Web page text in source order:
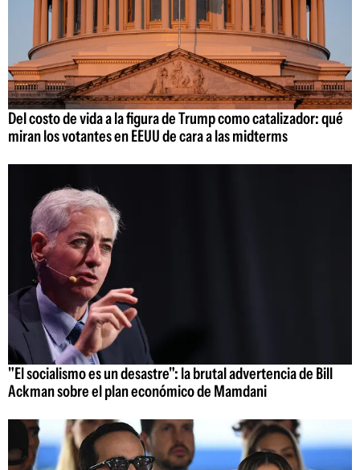
Del costo de vida a la figura de Trump como catalizador: qué
miran los votantes en EEUU de cara a las midterms
"El socialismo es un desastre": la brutal advertencia de Bill
Ackman sobre el plan económico de Mamdani